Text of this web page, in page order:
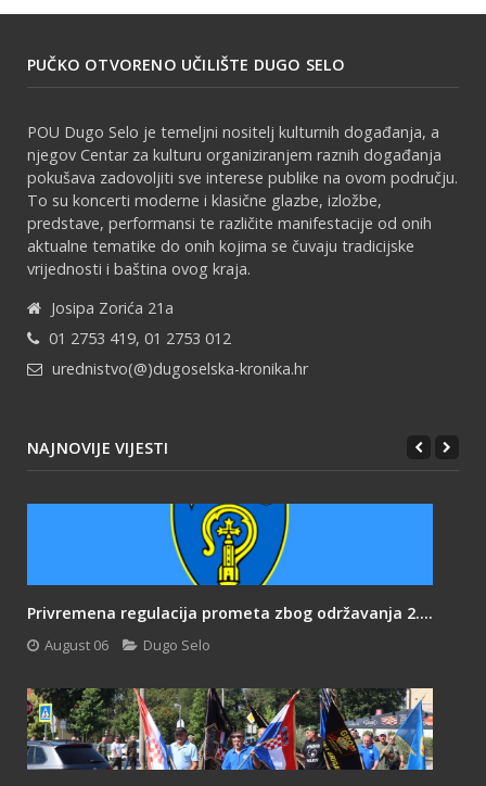
PUČKO OTVORENO UČILIŠTE DUGO SELO
POU Dugo Selo je temeljni nositelj kulturnih događanja, a
njegov Centar za kulturu organiziranjem raznih događanja
pokušava zadovoljiti sve interese publike na ovom području.
To su koncerti moderne i klasične glazbe, izložbe,
predstave, performansi te različite manifestacije od onih
aktualne tematike do onih kojima se čuvaju tradicijske
vrijednosti i baština ovog kraja.
Josipa Zorića 21a
01 2753 419, 01 2753 012
urednistvo(@)dugoselska-kronika.hr
NAJNOVIJE VIJESTI
Privremena regulacija prometa zbog održavanja 2....
August 06 Dugo Selo